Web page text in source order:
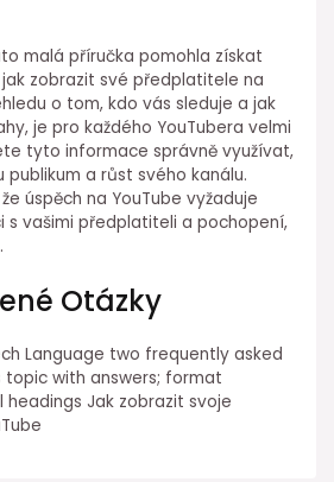
malá příručka pomohla získat
zobrazit své předplatitele na
o tom, kdo vás sleduje a jak
je pro každého YouTubera velmi
tyto informace správně využívat,
a růst svého kanálu.
úspěch na YouTube vyžaduje
s vašimi předplatiteli a pochopení,
Otázky
Language two frequently asked
with answers; format
headings Jak zobrazit svoje